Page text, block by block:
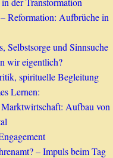
Reformation: Aufbrüche in
Selbstsorge und Sinnsuche
wir eigentlich?
spirituelle Begleitung
Lernen:
Aufbau von
– Impuls beim Tag